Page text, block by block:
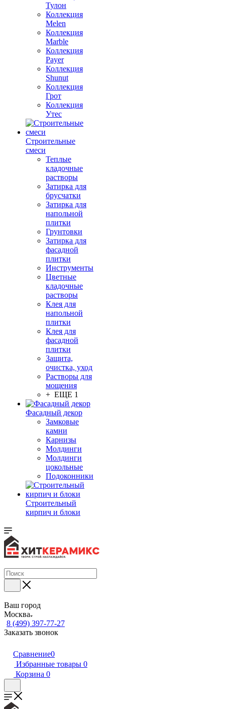
Тулон
Коллекция
Melen
Коллекция
Marble
Коллекция
Payer
Коллекция
Shunut
Коллекция
Грот
Коллекция
Утес
Строительные
смеси
Теплые
кладочные
растворы
Затирка для
брусчатки
Затирка для
напольной
плитки
Грунтовки
Затирка для
фасадной
плитки
Инструменты
Цветные
кладочные
растворы
Клея для
напольной
плитки
Клея для
фасадной
плитки
Защита,
очистка, уход
Растворы для
мощения
+ ЕЩЕ 1
Фасадный декор
Замковые
камни
Карнизы
Молдинги
Молдинги
цокольные
Подоконники
Строительный
кирпич и блоки
Ваш город
Москва
8 (499) 397-77-27
Заказать звонок
Сравнение0
Избранные товары 0
Корзина 0